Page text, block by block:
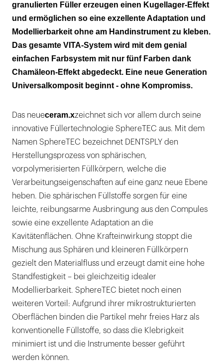
granulierten Füller erzeugen einen Kugellager-Effekt
und ermöglichen so eine exzellente Adaptation und
Modellierbarkeit ohne am Handinstrument zu kleben.
Das gesamte VITA-System wird mit dem genial
einfachen Farbsystem mit nur fünf Farben dank
Chamäleon-Effekt abgedeckt. Eine neue Generation
Universalkomposit beginnt - ohne Kompromiss.
Das neueceram.xzeichnet sich vor allem durch seine
innovative Füllertechnologie SphereTEC aus. Mit dem
Namen SphereTEC bezeichnet DENTSPLY den
Herstellungsprozess von sphärischen,
vorpolymerisierten Füllkörpern, welche die
Verarbeitungseigenschaften auf eine ganz neue Ebene
heben. Die sphärischen Füllstoffe sorgen für eine
leichte, reibungsarme Ausbringung aus den Compules
sowie eine exzellente Adaptation an die
Kavitätenflächen. Ohne Krafteinwirkung stoppt die
Mischung aus Sphären und kleineren Füllkörpern
gezielt den Materialfluss und erzeugt damit eine hohe
Standfestigkeit – bei gleichzeitig idealer
Modellierbarkeit. SphereTEC bietet noch einen
weiteren Vorteil: Aufgrund ihrer mikrostrukturierten
Oberflächen binden die Partikel mehr freies Harz als
konventionelle Füllstoffe, so dass die Klebrigkeit
minimiert ist und die Instrumente besser geführt
werden können.